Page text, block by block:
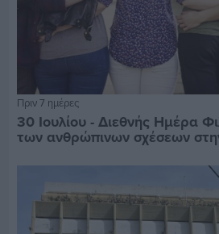
Πριν 7 ημέρες
30 Ιουλίου - Διεθνής Ημέρα
των ανθρώπινων σχέσεων